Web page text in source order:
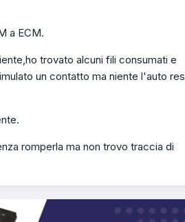
a ECM.
trovato alcuni fili consumati e
un contatto ma niente l'auto
romperla ma non trovo traccia di